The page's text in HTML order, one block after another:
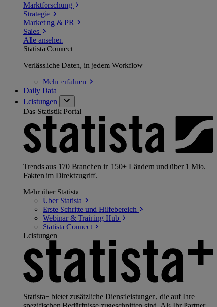
Marktforschung
Strategie
Marketing & PR
Sales
Alle ansehen
Statista Connect
Verlässliche Daten, in jedem Workflow
Mehrerfahren
Daily Data
Leistungen
Das Statistik Portal
Trends aus 170 Branchen in 150+ Ländern und über 1 Mio.
Fakten im Direktzugriff.
Mehr über Statista
Über Statista
Erste Schritte und Hilfebereich
Webinar & Training Hub
Statista Connect
Leistungen
Statista+ bietet zusätzliche Dienstleistungen, die auf Ihre
spezifischen Bedürfnisse zugeschnitten sind. Als Ihr Partner